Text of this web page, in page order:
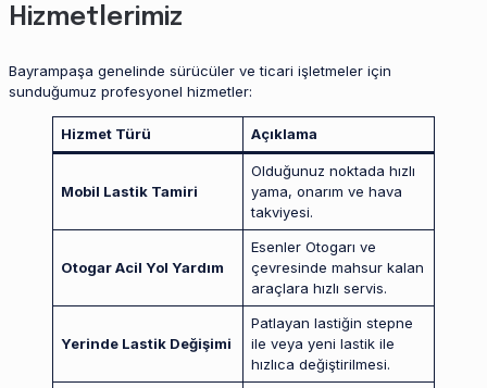
Hizmetlerimiz
Bayrampaşa genelinde sürücüler ve ticari işletmeler için
sunduğumuz profesyonel hizmetler:
Hizmet Türü Açıklama
Mobil Lastik Tamiri
Olduğunuz noktada hızlı
yama, onarım ve hava
takviyesi.
Otogar Acil Yol Yardım
Esenler Otogarı ve
çevresinde mahsur kalan
araçlara hızlı servis.
Yerinde Lastik Değişimi
Patlayan lastiğin stepne
ile veya yeni lastik ile
hızlıca değiştirilmesi.